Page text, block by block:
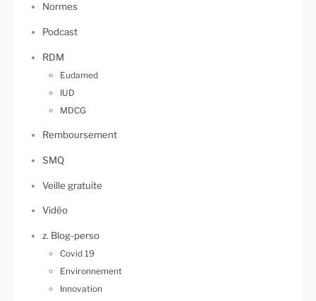
Normes
Podcast
RDM
Eudamed
IUD
MDCG
Remboursement
SMQ
Veille gratuite
Vidéo
z. Blog-perso
Covid 19
Environnement
Innovation